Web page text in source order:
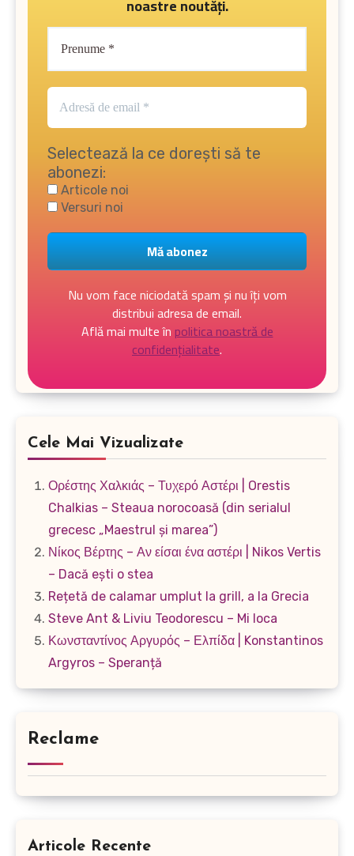
noastre noutăți.
Selectează la ce dorești să te
abonezi:
Articole noi
Versuri noi
Nu vom face niciodată spam și nu îți vom
distribui adresa de email.
Află mai multe în politica noastră de
confidențialitate.
Cele Mai Vizualizate
Ορέστης Χαλκιάς – Τυχερό Αστέρι | Orestis
Chalkias – Steaua norocoasă (din serialul
grecesc „Maestrul și marea”)
Νίκος Βέρτης – Αν είσαι ένα αστέρι | Nikos Vertis
– Dacă ești o stea
Rețetă de calamar umplut la grill, a la Grecia
Steve Ant & Liviu Teodorescu – Mi loca
Κωνσταντίνος Αργυρός – Ελπίδα | Konstantinos
Argyros – Speranță
Reclame
Articole Recente